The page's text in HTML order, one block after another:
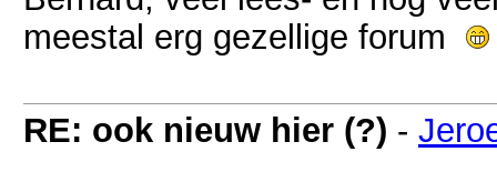
meestal erg gezellige forum
RE: ook nieuw hier (?) -